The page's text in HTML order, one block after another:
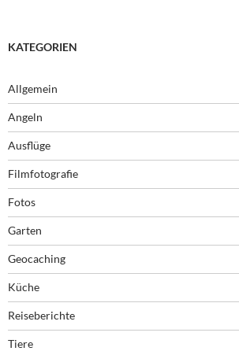
KATEGORIEN
Allgemein
Angeln
Ausflüge
Filmfotografie
Fotos
Garten
Geocaching
Küche
Reiseberichte
Tiere